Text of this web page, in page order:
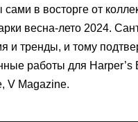
сами в восторге от
весна-лето 2024.
и тренды, и тому
работы для Harper’s
V Magazine.